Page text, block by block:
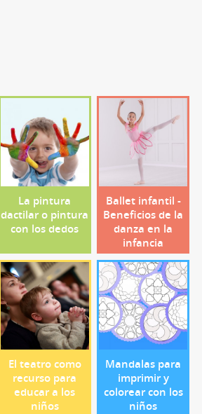
La pintura
dactilar o pintura
con los dedos
Ballet infantil -
Beneficios de la
danza en la
infancia
El teatro como
recurso para
educar a los
niños
Mandalas para
imprimir y
colorear con los
niños